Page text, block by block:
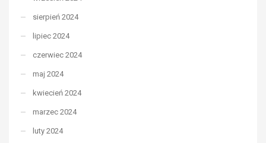
sierpień 2024
lipiec 2024
czerwiec 2024
maj 2024
kwiecień 2024
marzec 2024
luty 2024